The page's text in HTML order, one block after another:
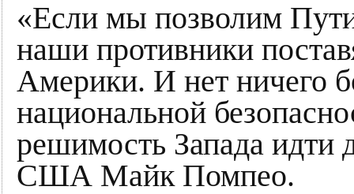
«Если мы позволим
наши противники
Америки. И нет ничего
национальной
решимость Запада идти
США Майк Помпео.